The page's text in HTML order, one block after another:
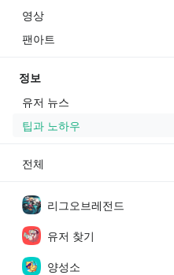
영상
팬아트
정보
유저 뉴스
팁과 노하우
전체
리그오브레전드
유저 찾기
양성소